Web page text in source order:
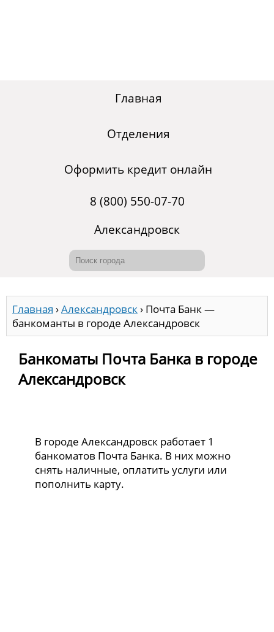
Главная
Отделения
Оформить кредит онлайн
8 (800) 550-07-70
Александровск
Главная ›Александровск› Почта Банк —
банкоманты в городе Александровск
Банкоматы Почта Банка в городе
Александровск
В городе Александровск работает 1
банкоматов Почта Банка. В них можно
снять наличные, оплатить услуги или
пополнить карту.